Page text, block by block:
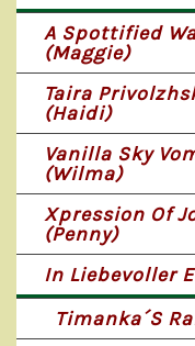
A Spottified
(Maggie)
Taira
(Haidi)
Vanilla Sky
(Wilma)
Xpression Of
(Penny)
In Liebevoller
Timanka´s